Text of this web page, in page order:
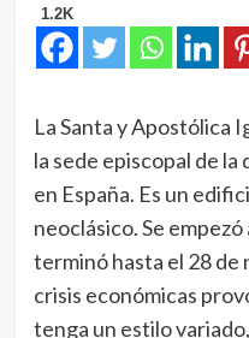
1.2K
La Santa y Apostólica
la sede episcopal de la
en España. Es un
neoclásico. Se
terminó hasta el 28 de
crisis económicas
tenga un estilo